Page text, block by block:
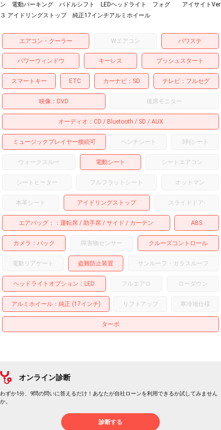
ン 電動パーキング パドルシフト LEDヘッドライト フォグ アイサイトVer
３ アイドリングストップ 純正17インチアルミホイール
エアコン・クーラー Wエアコン パワステ
パワーウィンドウ キーレス プッシュスタート
スマートキー ETC カーナビ SD テレビ フルセグ
映像 DVD 後席モニター
オーディオ CD Bluetooth SD AUX
ミュージックプレイヤー接続可 ベンチシート 3列シート
ウォークスルー 電動シート シートエアコン
シートヒーター フルフラットシート オットマン
本革シート アイドリングストップ スライドドア-
エアバッグ： 運転席 助手席 サイド カーテン ABS
カメラ バック 障害物センサー クルーズコントロール
電動リアゲート 盗難防止装置 サンルーフ・ガラスルーフ
ヘッドライトオプション LED フルエアロ ローダウン
アルミホイール：純正 (17インチ) リフトアップ 寒冷地仕様
ターボ
オンライン診断
わずか1分、9問の問いに答えるだけ！あなたが自社ローンを利用できるか試してみません
か。
診断する